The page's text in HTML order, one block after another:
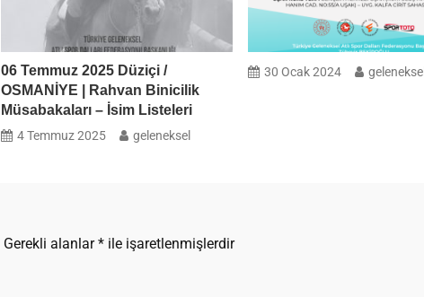
06 Temmuz 2025 Düziçi /
OSMANİYE | Rahvan Binicilik
Müsabakaları – İsim Listeleri
4 Temmuz 2025 geleneksel
30 Ocak 2024 geleneksel
Gerekli alanlar* ile işaretlenmişlerdir